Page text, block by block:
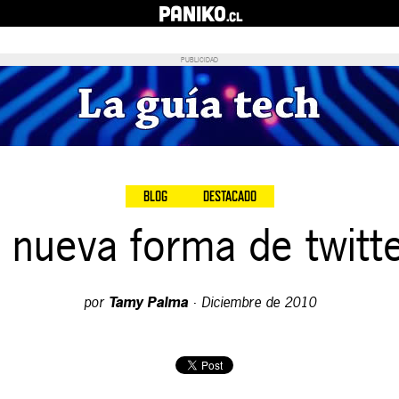
PANIKO.cl
PUBLICIDAD
BLOG DESTACADO
nueva forma de
por Tamy Palma· Diciembre de 2010